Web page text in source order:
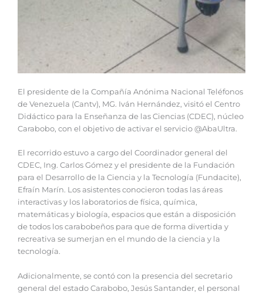
El presidente de la Compañía Anónima Nacional Teléfonos
de Venezuela (Cantv), MG. Iván Hernández, visitó el Centro
Didáctico para la Enseñanza de las Ciencias (CDEC), núcleo
Carabobo, con el objetivo de activar el servicio @AbaUltra.
El recorrido estuvo a cargo del Coordinador general del
CDEC, Ing. Carlos Gómez y el presidente de la Fundación
para el Desarrollo de la Ciencia y la Tecnología (Fundacite),
Efraín Marín. Los asistentes conocieron todas las áreas
interactivas y los laboratorios de física, química,
matemáticas y biología, espacios que están a disposición
de todos los carabobeños para que de forma divertida y
recreativa se sumerjan en el mundo de la ciencia y la
tecnología.
Adicionalmente, se contó con la presencia del secretario
general del estado Carabobo, Jesús Santander, el personal